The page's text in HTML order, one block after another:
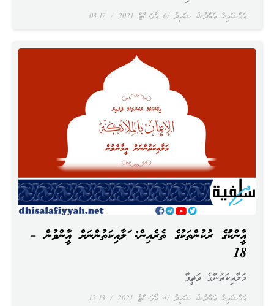
އައްޝައިޚް ޢަބްދުﷲ ޝަހީދު 6 އޯގަސްޓް 2021
އީމާންކަމުގެ ރުކުންތަކުގެ ތެރެއިން: މަލާއިކަތުންނަށް އީމާންވުން –
18
އައްޝައިޚް ޢަބްދުﷲ ޝަހީދު 4 އޯގަސްޓް 2021
މަލާއިކަތުންގެ ވަޡީފާ